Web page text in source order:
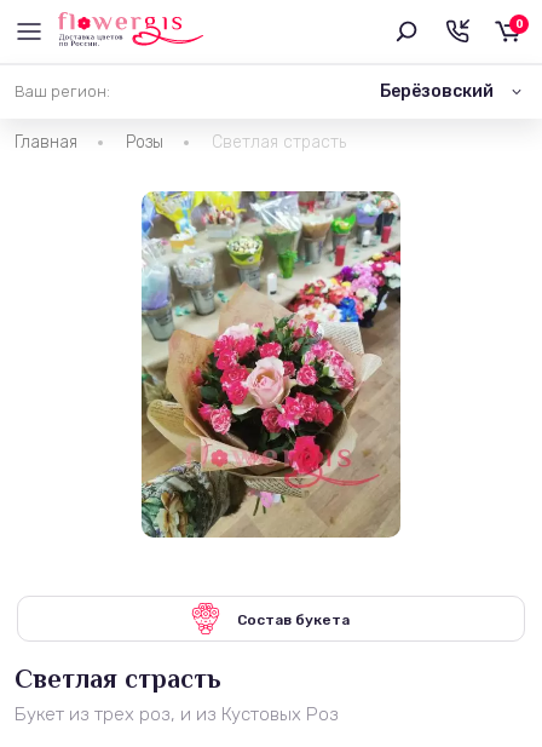
Ваш регион: Берёзовский
0
Главная Розы Светлая страсть
Состав букета
Светлая страсть
Букет из трех роз, и из Кустовых Роз